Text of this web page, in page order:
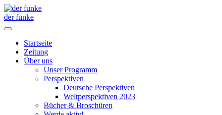
der funke
Startseite
Zeitung
Über uns
Unser Programm
Perspektiven
Deutsche Perspektiven
Weltperspektiven 2023
Bücher & Broschüren